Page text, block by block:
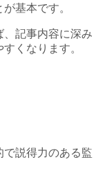
基本です。
、記事内容に深み
くなります。
説得力のある監